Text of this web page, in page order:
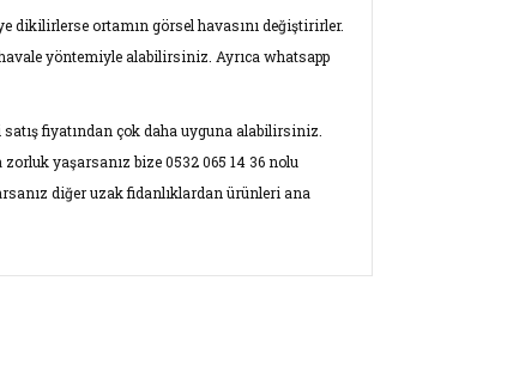
dikilirlerse ortamın görsel havasını değiştirirler.
yöntemiyle alabilirsiniz. Ayrıca whatsapp
fiyatından çok daha uyguna alabilirsiniz.
yaşarsanız bize 0532 065 14 36 nolu
diğer uzak fidanlıklardan ürünleri ana